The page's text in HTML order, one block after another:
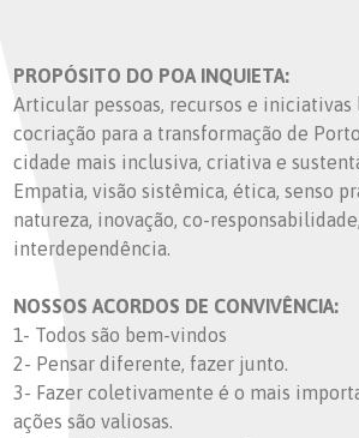
PROPÓSITO DO POA INQUIETA:
Articular pessoas, recursos e iniciativas
cocriação para a transformação de
cidade mais inclusiva, criativa e
Empatia, visão sistêmica, ética, senso
natureza, inovação, co-
interdependência.
NOSSOS ACORDOS DE CONVIVÊNCIA:
1- Todos são bem-vindos
2- Pensar diferente, fazer junto.
3- Fazer coletivamente é o mais
ações são valiosas.